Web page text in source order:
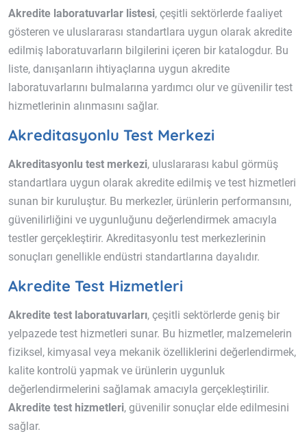
Akredite laboratuvarlar listesi, çeşitli sektörlerde faaliyet
gösteren ve uluslararası standartlara uygun olarak akredite
edilmiş laboratuvarların bilgilerini içeren bir katalogdur. Bu
liste, danışanların ihtiyaçlarına uygun akredite
laboratuvarlarını bulmalarına yardımcı olur ve güvenilir test
hizmetlerinin alınmasını sağlar.
Akreditasyonlu Test Merkezi
Akreditasyonlu test merkezi, uluslararası kabul görmüş
standartlara uygun olarak akredite edilmiş ve test hizmetleri
sunan bir kuruluştur. Bu merkezler, ürünlerin performansını,
güvenilirliğini ve uygunluğunu değerlendirmek amacıyla
testler gerçekleştirir. Akreditasyonlu test merkezlerinin
sonuçları genellikle endüstri standartlarına dayalıdır.
Akredite Test Hizmetleri
Akredite test laboratuvarları, çeşitli sektörlerde geniş bir
yelpazede test hizmetleri sunar. Bu hizmetler, malzemelerin
fiziksel, kimyasal veya mekanik özelliklerini değerlendirmek,
kalite kontrolü yapmak ve ürünlerin uygunluk
değerlendirmelerini sağlamak amacıyla gerçekleştirilir.
Akredite test hizmetleri, güvenilir sonuçlar elde edilmesini
sağlar.